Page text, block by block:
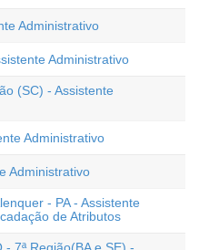
Administrativo
Administrativo
(SC) - Assistente
Administrativo
Administrativo
- PA - Assistente
de Atributos